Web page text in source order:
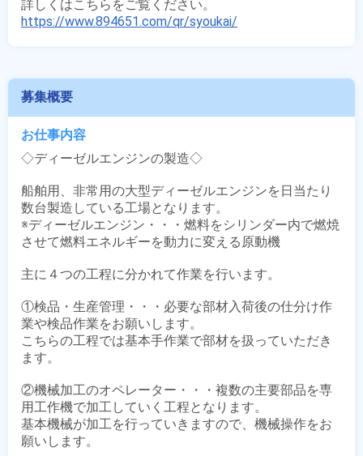
https://www.894651.com/qr/syoukai/
募集概要
お仕事内容
◇ディーゼルエンジンの製造◇
船舶用、非常用の大型ディーゼルエンジンを日当たり
数台製造している工場となります。
※ディーゼルエンジン・・・燃料をシリンダー内で燃焼
させて燃料エネルギーを動力に変える原動機
主に４つの工程に分かれて作業を行います。
①検品・生産管理・・・必要な部材入荷後の仕分け作
業や検品作業をお願いします。
こちらの工程では基本手作業で部材を扱っていただき
ます。
②機械加工のオペレーター・・・複数の主要部品を専
用工作機で加工していく工程となります。
基本機械が加工を行っていきますので、機械操作をお
願いします。